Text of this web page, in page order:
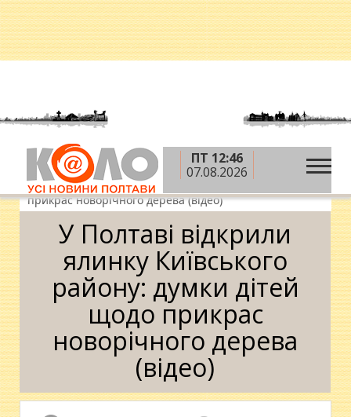
ПТ 12:46
07.08.2026
Головна » Новини » Дозвілля »У Полтаві
відкрили ялинку Київського району: думки дітей щодо
прикрас новорічного дерева (відео)
У Полтаві відкрили
ялинку Київського
району: думки дітей
щодо прикрас
новорічного дерева
(відео)